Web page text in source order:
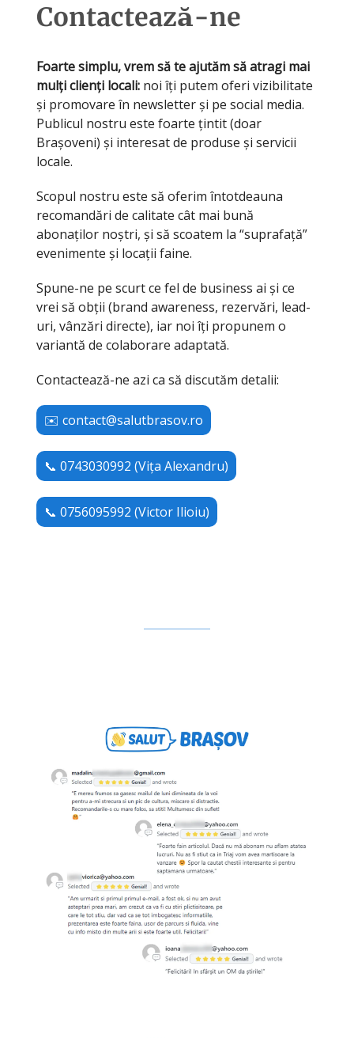
Contactează-ne
Foarte simplu, vrem să te ajutăm să atragi mai
mulți clienți locali: noi îți putem oferi vizibilitate
și promovare în newsletter și pe social media.
Publicul nostru este foarte țintit (doar
Brașoveni) și interesat de produse și servicii
locale.
Scopul nostru este să oferim întotdeauna
recomandări de calitate cât mai bună
abonaților noștri, și să scoatem la “suprafață”
evenimente și locații faine.
Spune-ne pe scurt ce fel de business ai și ce
vrei să obții (brand awareness, rezervări, lead-
uri, vânzări directe), iar noi îți propunem o
variantă de colaborare adaptată.
Contactează-ne azi ca să discutăm detalii:
✉️ contact@salutbrasov.ro
📞 0743030992 (Vița Alexandru)
📞 0756095992 (Victor Ilioiu)